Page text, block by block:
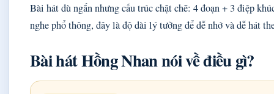
Bài hát dù ngắn nhưng cấu trúc chặt chẽ: 4 đoạn + 3 điệp
nghe phổ thông, đây là độ dài lý tưởng để dễ nhớ và dễ hát
Bài hát Hồng Nhan nói về điều gì?